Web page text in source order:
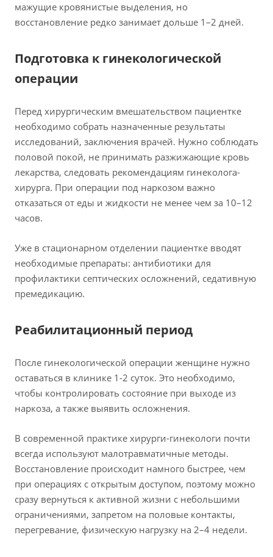
мажущие кровянистые выделения, но
восстановление редко занимает дольше 1–2 дней.
Подготовка к гинекологической
операции
Перед хирургическим вмешательством пациентке
необходимо собрать назначенные результаты
исследований, заключения врачей. Нужно соблюдать
половой покой, не принимать разжижающие кровь
лекарства, следовать рекомендациям гинеколога-
хирурга. При операции под наркозом важно
отказаться от еды и жидкости не менее чем за 10–12
часов.
Уже в стационарном отделении пациентке вводят
необходимые препараты: антибиотики для
профилактики септических осложнений, седативную
премедикацию.
Реабилитационный период
После гинекологической операции женщине нужно
оставаться в клинике 1-2 суток. Это необходимо,
чтобы контролировать состояние при выходе из
наркоза, а также выявить осложнения.
В современной практике хирурги-гинекологи почти
всегда используют малотравматичные методы.
Восстановление происходит намного быстрее, чем
при операциях с открытым доступом, поэтому можно
сразу вернуться к активной жизни с небольшими
ограничениями, запретом на половые контакты,
перегревание, физическую нагрузку на 2–4 недели.